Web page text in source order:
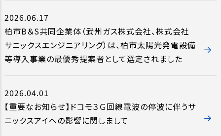
2026.06.17
柏市B＆S共同企業体（武州ガス株式会社、株式会社
サニックスエンジニアリング）は、柏市太陽光発電設備
等導入事業の最優秀提案者として選定されました
2026.04.01
【重要なお知らせ】ドコモ３Ｇ回線電波の停波に伴うサ
ニックスアイへの影響に関しまして